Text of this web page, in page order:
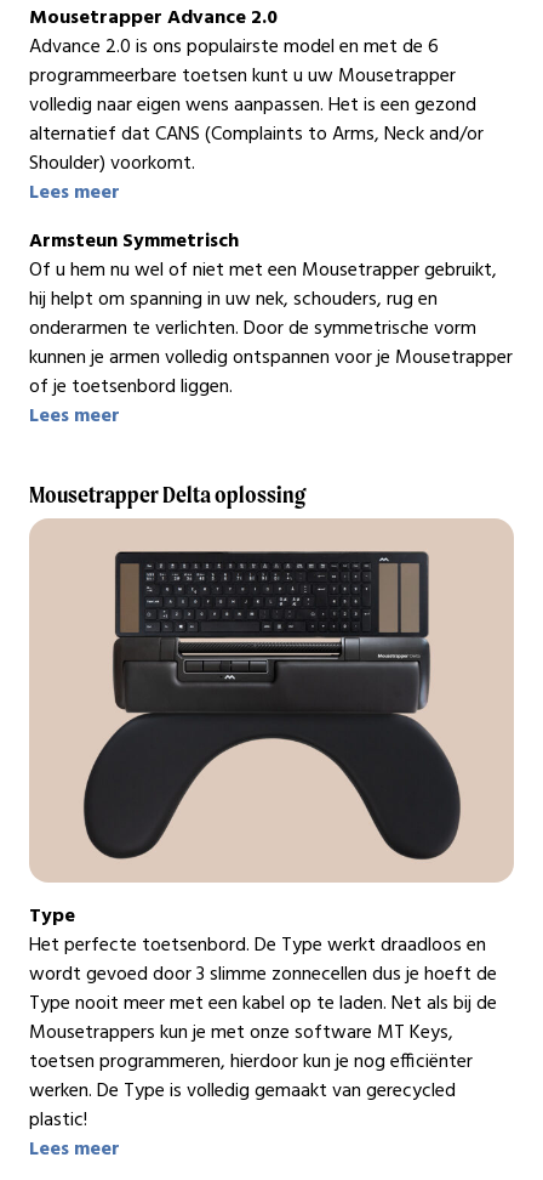
Mousetrapper Advance 2.0
Advance 2.0 is ons populairste model en met de 6
programmeerbare toetsen kunt u uw Mousetrapper
volledig naar eigen wens aanpassen. Het is een gezond
alternatief dat CANS (Complaints to Arms, Neck and/or
Shoulder) voorkomt.
Lees meer
Armsteun Symmetrisch
Of u hem nu wel of niet met een Mousetrapper gebruikt,
hij helpt om spanning in uw nek, schouders, rug en
onderarmen te verlichten. Door de symmetrische vorm
kunnen je armen volledig ontspannen voor je Mousetrapper
of je toetsenbord liggen.
Lees meer
Mousetrapper Delta oplossing
Type
Het perfecte toetsenbord. De Type werkt draadloos en
wordt gevoed door 3 slimme zonnecellen dus je hoeft de
Type nooit meer met een kabel op te laden. Net als bij de
Mousetrappers kun je met onze software MT Keys,
toetsen programmeren, hierdoor kun je nog efficiënter
werken. De Type is volledig gemaakt van gerecycled
plastic!
Lees meer